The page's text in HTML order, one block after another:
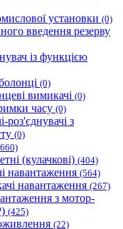
установки (0)
введення резерву
із функцією
(0)
вимикачі (0)
часу (0)
з
(0)
(кулачкові) (404)
навантаження (564)
навантаження (267)
з мотор-
(425)
(22)